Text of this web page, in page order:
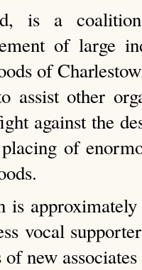
is a coalition
of large
of
assist other
against the
of
is
vocal
of new